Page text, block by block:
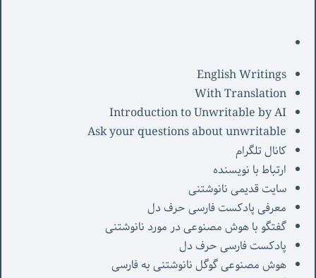
English Writings
With Translation
Introduction to Unwritable by AI
Ask your questions about unwritable
کانال تلگرام
ارتباط با نویسنده
سایت قدیمی نانوشتنی
معرفی پادکست فارسی حرف دل
گفتگو با هوش مصنوعی در مورد نانوشتنی
پادکست فارسی حرف دل
هوش مصنوعی گوگل نانوشتنی به فارسی